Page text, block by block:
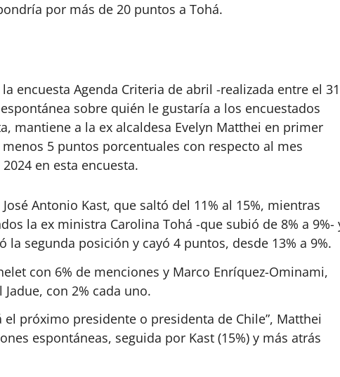
por más de 20 puntos a Tohá.
encuesta Agenda Criteria de abril -realizada entre el 31
sobre quién le gustaría a los encuestados
mantiene a la ex alcaldesa Evelyn Matthei en primer
5 puntos porcentuales con respecto al mes
en esta encuesta.
Antonio Kast, que saltó del 11% al 15%, mientras
la ex ministra Carolina Tohá -que subió de 8% a 9%-
segunda posición y cayó 4 puntos, desde 13% a 9%.
con 6% de menciones y Marco Enríquez-Ominami,
con 2% cada uno.
próximo presidente o presidenta de Chile”, Matthei
espontáneas, seguida por Kast (15%) y más atrás